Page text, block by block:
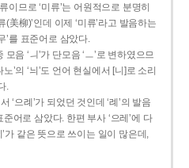
이므로 ‘미류’는 어원적으로 분명히
美柳)’인데 이제 ‘미류’라고 발음하는
’를 표준어로 삼았다.
음 ‘ㅢ’가 단모음 ‘ㅡ’로 변하였으므
’의 ‘늬’도 언어 현실에서 [니]로 소리
.
‘으례’가 되었던 것인데 ‘례’의 발음
준어로 삼았다. 한편 부사 ‘으레’에 다
’가 같은 뜻으로 쓰이는 일이 많은데,